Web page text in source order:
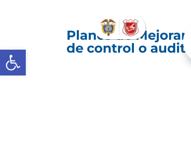
Abrir barra de herramientas
Planes de
de control o